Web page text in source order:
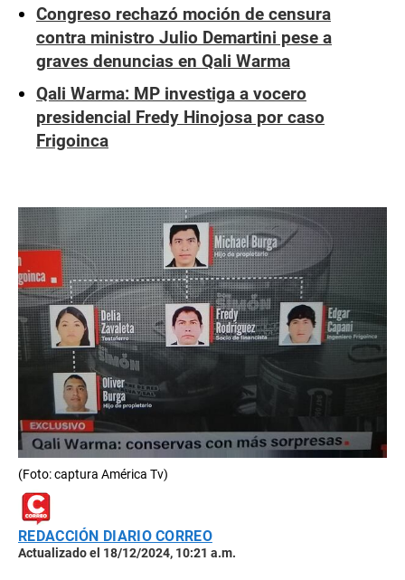
Congreso rechazó moción de censura
contra ministro Julio Demartini pese a
graves denuncias en Qali Warma
Qali Warma: MP investiga a vocero
presidencial Fredy Hinojosa por caso
Frigoinca
(Foto: captura América Tv)
REDACCIÓN DIARIO CORREO
Actualizado el 18/12/2024, 10:21 a.m.